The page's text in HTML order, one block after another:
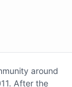
around
After the